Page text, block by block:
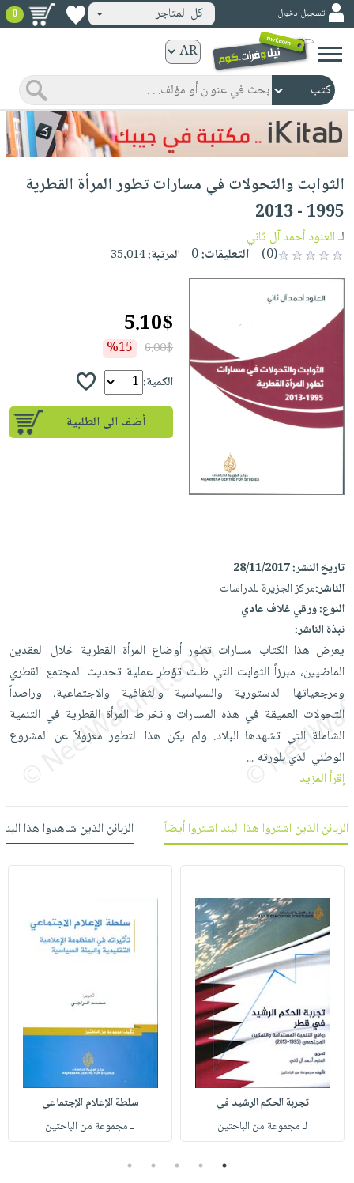
ورقية
المواضيع
صدر
حديثاً
الأكثر
مبيعاً
جوائز
شحن
مخفض
عروض
خاصة
مشوقة
إختياراتنا
كتب
أكاديمية
كتب
الكترونية
الرئيسية
صدر
حديثاً
الأكثر
مبيعاً
كتب
مجانية
إختياراتنا
iKitab
بلا
حدود
طرحها
Android
تحميل
iKitab
على
Apple
كتب
صوتية
الصفحة
الرئيسية
masmu3
بلا
حدود
أسئلة
يتكرر
طرحها
تحميل
Android
على
Apple
أطفال
وناشئة
الصفحة
الرئيسية
المواضيع
الأكثر
مبيعاً
تعليمية
جوائز
وسائل
تعليمية
الصحة
العناية
الشخصية
العناية
وتصفيف
الشعر
العناية
بالجسم
العناية
بالأسنان
الحمية
والتغذية
والسفرة
جديد
الكل
أواني
الطهي
أدوات
الخبز
أدوات
المائدة
الأوعية
أدوات
المطبخ
متجر
الهدايا
أقسام
الأكثر
مبيعاً
العودة
للمدارس
اكسسوارات
كتب
اكسسوارات
ملابس
مطرزات
حقائب
عناية
بالذات
صابون
أطفال
مناسبات
شحن
مجاني
بنود
اشتراكات
كل
القراءة
iKitab
بلا
حدود
بحث
متقدم
نيل
وفرات
الشركة
سياسة
الشركة
فيديوهات
أسئلة
يتكرر
طرحها
لائحة
الأمنيات
عربة
التسوق
نشرة
تسجيل دخول كل المتاجر 0
الثوابت والتحولات في مسارات تطور المرأة القطرية
1995 - 2013
لـالعنود أحمد آل ثاني
(0)
التعليقات:0 المرتبة:35,014
5.10$
6.00$
%15
الكمية:
أضف الى الطلبية
تاريخ النشر:28/11/2017
الناشر:مركز الجزيرة للدراسات
النوع:ورقي غلاف عادي
نبذة الناشر:
يعرض هذا الكتاب مسارات تطور أوضاع المرأة القطرية خلال العقدين
الماضيين، مبرزاً الثوابت التي ظلت تؤطر عملية تحديث المجتمع القطري
ومرجعياتها الدستورية والسياسية والثقافية والاجتماعية، وراصداً
التحولات العميقة في هذه المسارات وانخراط المرأة القطرية في التنمية
الشاملة التي تشهدها البلاد. ولم يكن هذا التطور معزولاً عن المشروع
الوطني الذي بلورته...
إقرأ المزيد
الزبائن الذين اشتروا هذا البند اشتروا أيضاً الزبائن الذين شاهدوا هذا
تجربة الحكم الرشيد في
لـ مجموعة من الباحثين
سلطة الإعلام الإجتماعي
لـ مجموعة من الباحثين
1
2
3
4
5